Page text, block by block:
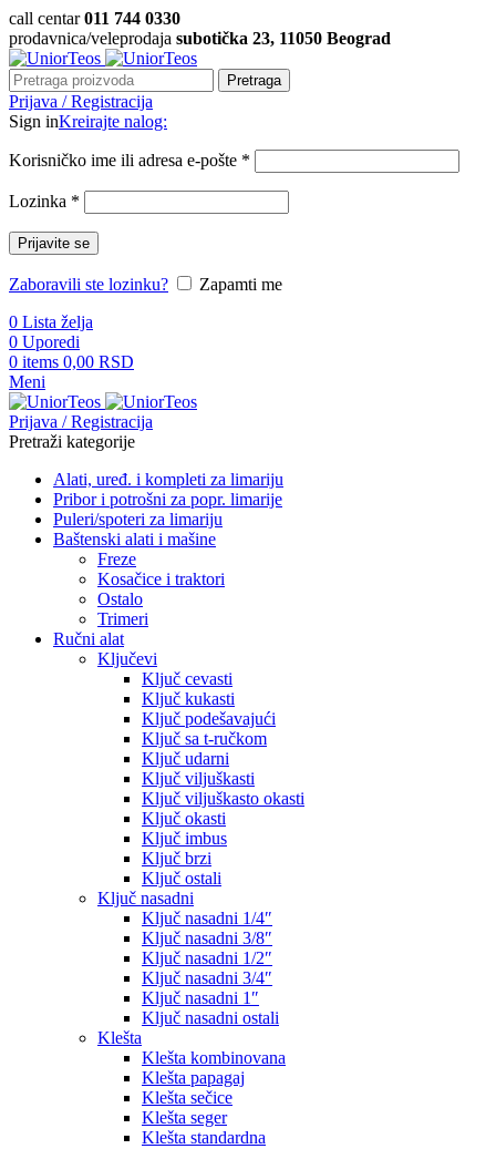
call centar011 744 0330
prodavnica/veleprodaja subotička 23, 11050 Beograd
Pretraga
Prijava / Registracija
Sign inKreirajte nalog:
Korisničko ime ili adresa e-pošte *
Lozinka *
Prijavite se
Zaboravili ste lozinku?
Zapamti me
0 Lista želja
0 Uporedi
0 items 0,00 RSD
Meni
Prijava / Registracija
Pretraži kategorije
Alati, uređ. i kompleti za limariju
Pribor i potrošni za popr. limarije
Puleri/spoteri za limariju
Baštenski alati i mašine
Freze
Kosačice i traktori
Ostalo
Trimeri
Ručni alat
Ključevi
Ključ cevasti
Ključ kukasti
Ključ podešavajući
Ključ sa t-ručkom
Ključ udarni
Ključ viljuškasti
Ključ viljuškasto okasti
Ključ okasti
Ključ imbus
Ključ brzi
Ključ ostali
Ključ nasadni
Ključ nasadni 1/4″
Ključ nasadni 3/8″
Ključ nasadni 1/2″
Ključ nasadni 3/4″
Ključ nasadni 1″
Ključ nasadni ostali
Klešta
Klešta kombinovana
Klešta papagaj
Klešta sečice
Klešta seger
Klešta standardna